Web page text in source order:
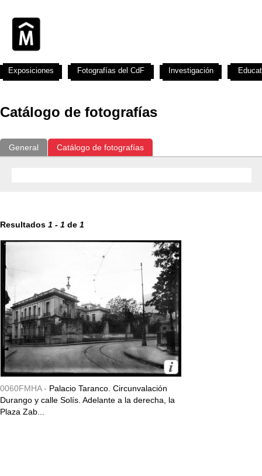
Catálogo de fotografías
General Catálogo de fotografías
Resultados 1 - 1 de 1
0060FMHA - Palacio Taranco. Circunvalación
Durango y calle Solís. Adelante a la derecha, la
Plaza Zab...
Exposiciones Fotografías del CdF Investigación